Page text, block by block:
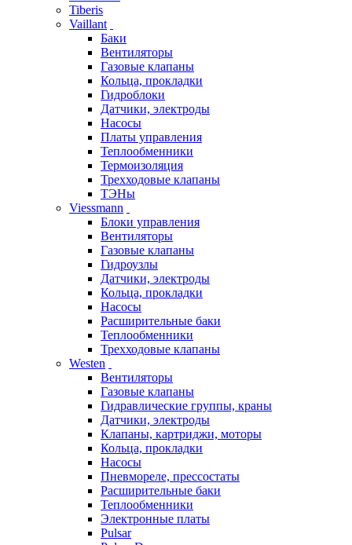
Tiberis
Vaillant
Баки
Вентиляторы
Газовые клапаны
Кольца, прокладки
Гидроблоки
Датчики, электроды
Насосы
Платы управления
Теплообменники
Термоизоляция
Трехходовые клапаны
ТЭНы
Viessmann
Блоки управления
Вентиляторы
Газовые клапаны
Гидроузлы
Датчики, электроды
Кольца, прокладки
Насосы
Расширительные баки
Теплообменники
Трехходовые клапаны
Westen
Вентиляторы
Газовые клапаны
Гидравлические группы, краны
Датчики, электроды
Клапаны, картриджи, моторы
Кольца, прокладки
Насосы
Пневмореле, прессостаты
Расширительные баки
Теплообменники
Электронные платы
Pulsar